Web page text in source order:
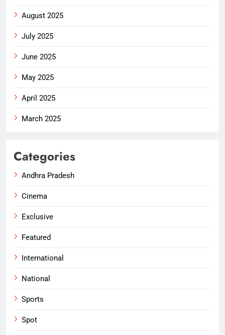
August 2025
July 2025
June 2025
May 2025
April 2025
March 2025
Categories
Andhra Pradesh
Cinema
Exclusive
Featured
International
National
Sports
Spot